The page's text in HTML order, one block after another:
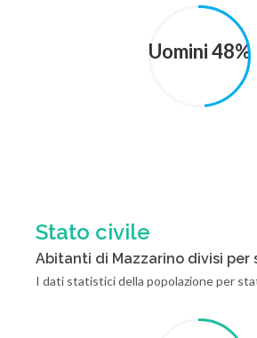
Uomini 48%
Stato civile
Abitanti di Mazzarino divisi per
I dati statistici della popolazione per